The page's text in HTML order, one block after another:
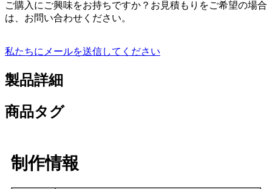
ご購入にご興味をお持ちですか？お見積もりをご希望の場合
は、お問い合わせください。
私たちにメールを送信してください
製品詳細
商品タグ
制作情報